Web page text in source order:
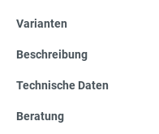
Varianten
Beschreibung
Technische Daten
Beratung